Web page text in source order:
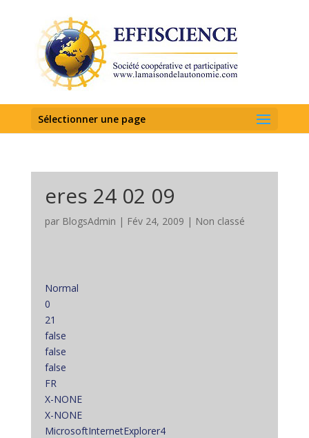
Sélectionner une page
eres 24 02 09
par BlogsAdmin | Fév 24, 2009 | Non classé
Normal
0
21
false
false
false
FR
X-NONE
X-NONE
MicrosoftInternetExplorer4